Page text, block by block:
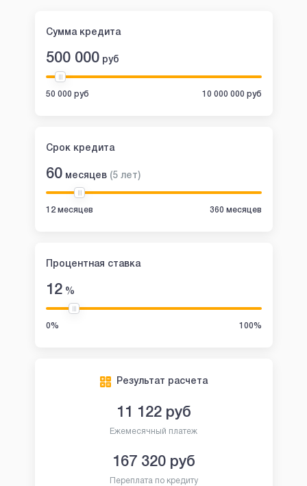
Сумма кредита
500 000 руб
50 000 руб 10 000 000 руб
Срок кредита
60 месяцев (5 лет)
12 месяцев 360 месяцев
Процентная ставка
12%
0% 100%
Результат расчета
11 122руб
Ежемесячный платеж
167 320руб
Переплата по кредиту